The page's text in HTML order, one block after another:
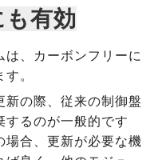
有効
は、カーボンフリーに
。
の際、従来の制御盤
するのが一般的です
場合、更新が必要な機